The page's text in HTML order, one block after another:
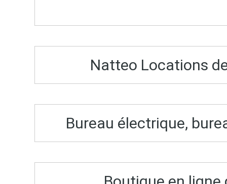
Natteo Locations
Bureau électrique,